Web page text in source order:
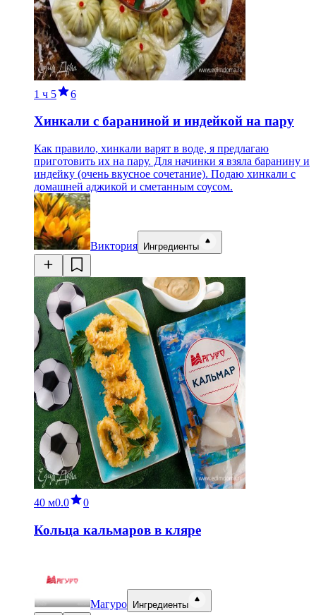
1 ч 5 6
Хинкали с бараниной и индейкой на пару
Как правило, хинкали варят в воде, я предлагаю
приготовить их на пару. Для начинки я взяла баранину и
индейку (очень вкусное сочетание). Подаю хинкали с
домашней аджикой и сметанным соусом.
Виктория Ингредиенты
40 м0.0 0
Кольца кальмаров в кляре
Магуро Ингредиенты